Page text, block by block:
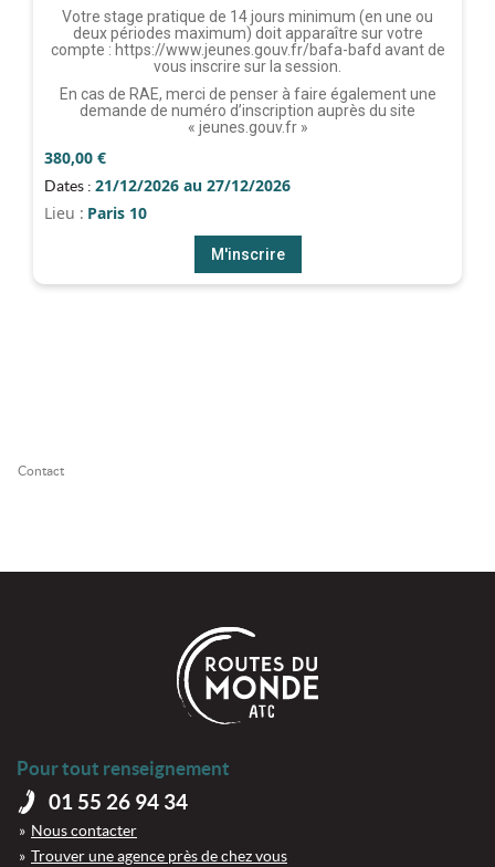
Votre stage pratique de 14 jours minimum (en une ou
deux périodes maximum) doit apparaître sur votre
compte : https://www.jeunes.gouv.fr/bafa-bafd avant de
vous inscrire sur la session.
En cas de RAE, merci de penser à faire également une
demande de numéro d’inscription auprès du site
« jeunes.gouv.fr »
380,00 €
Dates : 21/12/2026 au 27/12/2026
Lieu : Paris 10
M'inscrire
Contact
Pour tout renseignement
01 55 26 94 34
Nous contacter
Trouver une agence près de chez vous